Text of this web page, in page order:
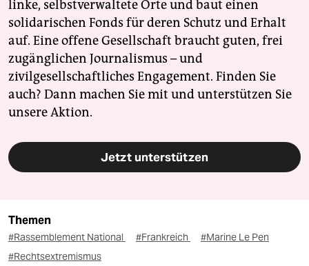
linke, selbstverwaltete Orte und baut einen
solidarischen Fonds für deren Schutz und Erhalt
auf. Eine offene Gesellschaft braucht guten, frei
zugänglichen Journalismus – und
zivilgesellschaftliches Engagement. Finden Sie
auch? Dann machen Sie mit und unterstützen Sie
unsere Aktion.
Jetzt unterstützen
Themen
#Rassemblement National #Frankreich
#Marine Le Pen
#Rechtsextremismus